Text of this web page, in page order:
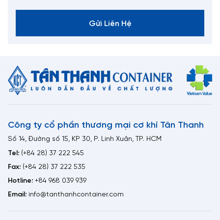
Gửi Liên Hệ
Công ty cổ phần thương mại cơ khí Tân Thanh
Số 14, Đường số 15, KP 30, P. Linh Xuân, TP. HCM
Tel: (+84 28) 37 222 545
Fax: (+84 28) 37 222 535
Hotline: +84 968 039 939
Email: info@tanthanhcontainer.com